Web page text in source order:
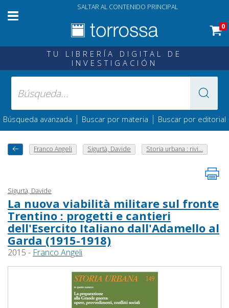
SALTAR AL CONTENIDO PRINCIPAL
0
TU LIBRERÍA DIGITAL DE
INVESTIGACIÓN
Búsqueda avanzada | Buscar por materia | Buscar por editorial
Franco Angeli Sigurtà, Davide Storia urbana : rivi...
Sigurtà, Davide
La nuova viabilità militare sul fronte
Trentino : progetti e cantieri
dell'Esercito Italiano dall'Adamello al
Garda (1915-1918)
2015 - Franco Angeli